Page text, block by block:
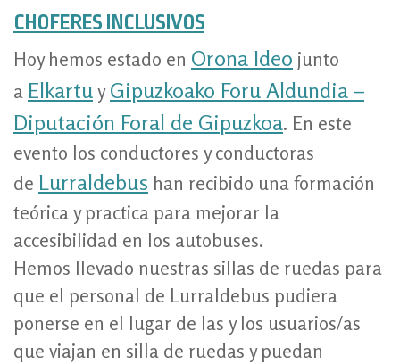
CHOFERES INCLUSIVOS
Hoy hemos estado en Orona Ideo junto
a Elkartu y Gipuzkoako Foru Aldundia –
Diputación Foral de Gipuzkoa. En este
evento los conductores y conductoras
de Lurraldebus han recibido una formación
teórica y practica para mejorar la
accesibilidad en los autobuses.
Hemos llevado nuestras sillas de ruedas para
que el personal de Lurraldebus pudiera
ponerse en el lugar de las y los usuarios/as
que viajan en silla de ruedas y puedan